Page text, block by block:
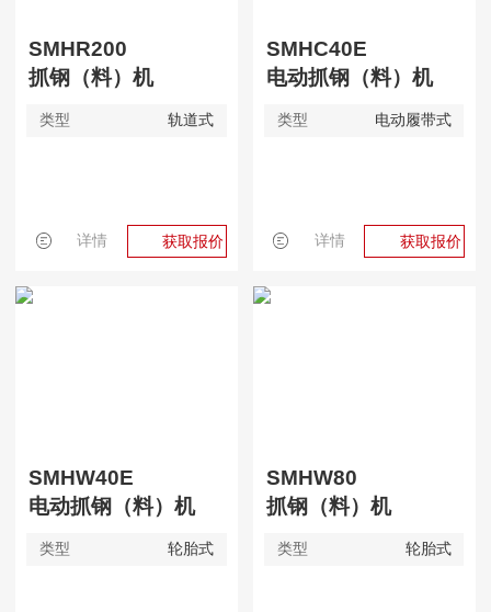
SMHR200
抓钢（料）机
类型 轨道式
详情 获取报价
SMHC40E
电动抓钢（料）机
类型 电动履带式
详情 获取报价
SMHW40E
电动抓钢（料）机
类型 轮胎式
SMHW80
抓钢（料）机
类型 轮胎式